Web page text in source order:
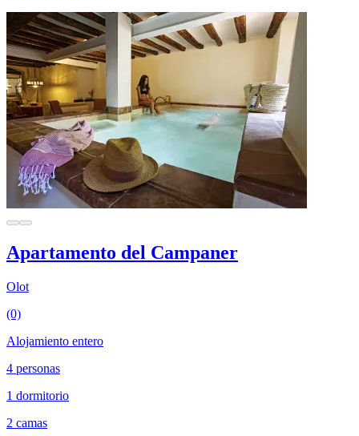
Apartamento del Campaner
Olot
(0)
Alojamiento entero
4 personas
1 dormitorio
2 camas